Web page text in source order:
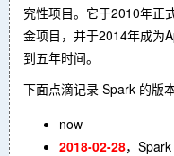
究性项目。它于2010年正
金项目，并于2014年成为
到五年时间。
下面点滴记录 Spark 的版
now
2018-02-28，Spark